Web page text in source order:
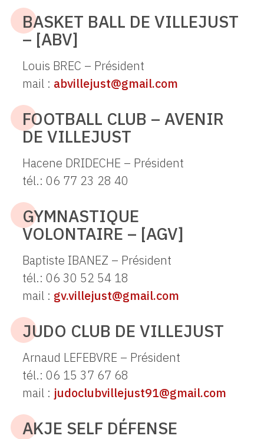
BASKET BALL DE VILLEJUST
– [ABV]
Louis BREC – Président
mail : abvillejust@gmail.com
FOOTBALL CLUB – AVENIR
DE VILLEJUST
Hacene DRIDECHE – Président
tél.: 06 77 23 28 40
GYMNASTIQUE
VOLONTAIRE – [AGV]
Baptiste IBANEZ – Président
tél.: 06 30 52 54 18
mail : gv.villejust@gmail.com
JUDO CLUB DE VILLEJUST
Arnaud LEFEBVRE – Président
tél.: 06 15 37 67 68
mail : judoclubvillejust91@gmail.com
AKJE SELF DÉFENSE